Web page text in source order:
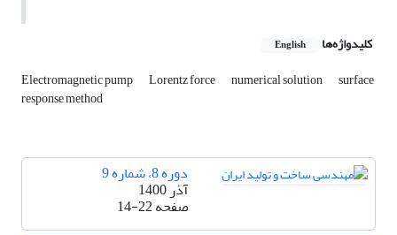
کلیدواژه‌ها English
Electromagnetic pump Lorentz force numerical solution surface
response method
دوره 8، شماره 9
آذر 1400
صفحه14-22